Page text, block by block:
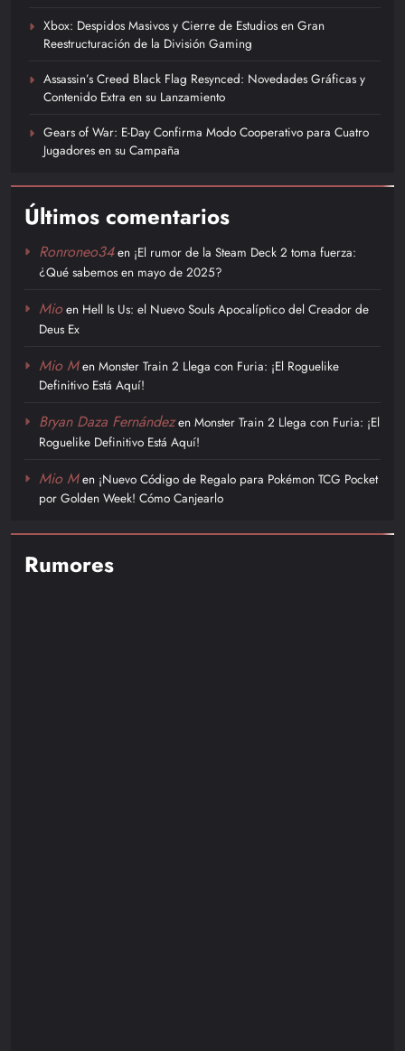
Xbox: Despidos Masivos y Cierre de Estudios en Gran
Reestructuración de la División Gaming
Assassin’s Creed Black Flag Resynced: Novedades Gráficas y
Contenido Extra en su Lanzamiento
Gears of War: E-Day Confirma Modo Cooperativo para Cuatro
Jugadores en su Campaña
Últimos comentarios
Ronroneo34en ¡El rumor de la Steam Deck 2 toma fuerza:
¿Qué sabemos en mayo de 2025?
Mioen Hell Is Us: el Nuevo Souls Apocalíptico del Creador de
Deus Ex
Mio Men Monster Train 2 Llega con Furia: ¡El Roguelike
Definitivo Está Aquí!
Bryan Daza Fernándezen Monster Train 2 Llega con Furia: ¡El
Roguelike Definitivo Está Aquí!
Mio Men ¡Nuevo Código de Regalo para Pokémon TCG Pocket
por Golden Week! Cómo Canjearlo
Rumores